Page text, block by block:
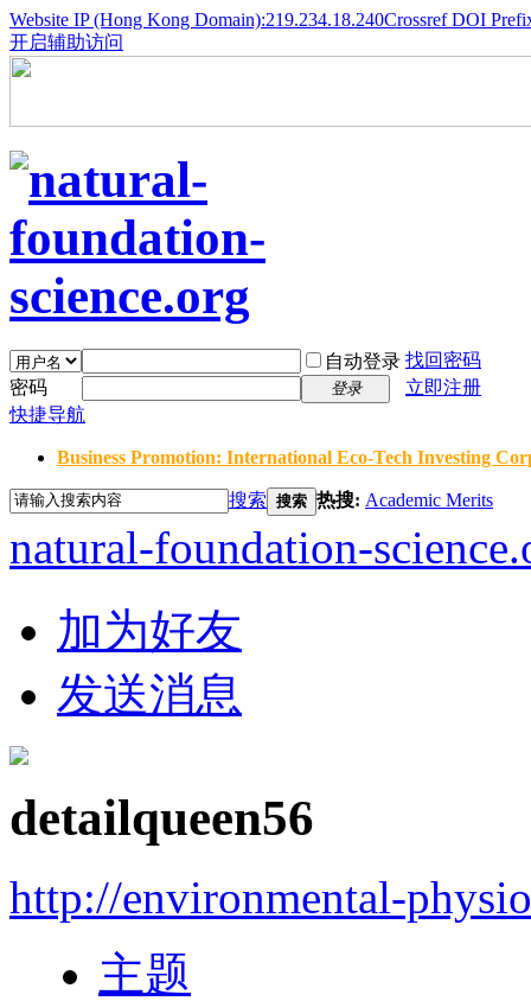
Website IP (Hong Kong Domain):219.234.18.240Crossref DOI
开启辅助访问
自动登录 找回密码
密码
登录
立即注册
快捷导航
Business Promotion: International Eco-Tech Investing
搜索 搜索 热搜: Academic Merits
natural-foundation-
加为好友
发送消息
detailqueen56
http://environmental-
主题